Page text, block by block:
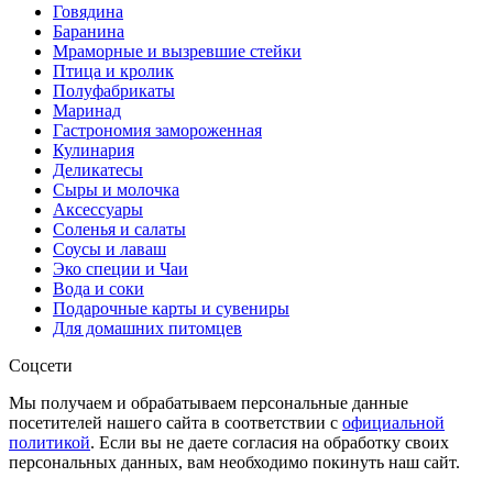
Говядина
Баранина
Мраморные и вызревшие стейки
Птица и кролик
Полуфабрикаты
Маринад
Гастрономия замороженная
Кулинария
Деликатесы
Сыры и молочка
Аксессуары
Соленья и салаты
Соусы и лаваш
Эко специи и Чаи
Вода и соки
Подарочные карты и сувениры
Для домашних питомцев
Соцсети
Мы получаем и обрабатываем персональные данные
посетителей нашего сайта в соответствии с официальной
политикой. Если вы не даете согласия на обработку своих
персональных данных, вам необходимо покинуть наш сайт.